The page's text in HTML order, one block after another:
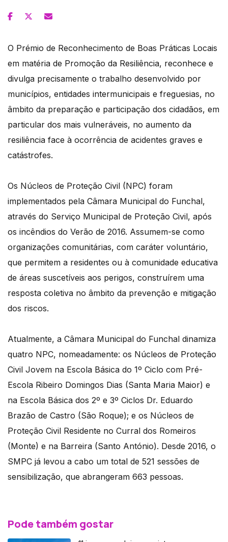
O Prémio de Reconhecimento de Boas Práticas Locais
em matéria de Promoção da Resiliência, reconhece e
divulga precisamente o trabalho desenvolvido por
municípios, entidades intermunicipais e freguesias, no
âmbito da preparação e participação dos cidadãos, em
particular dos mais vulneráveis, no aumento da
resiliência face à ocorrência de acidentes graves e
catástrofes.
Os Núcleos de Proteção Civil (NPC) foram
implementados pela Câmara Municipal do Funchal,
através do Serviço Municipal de Proteção Civil, após
os incêndios do Verão de 2016. Assumem-se como
organizações comunitárias, com caráter voluntário,
que permitem a residentes ou à comunidade educativa
de áreas suscetíveis aos perigos, construírem uma
resposta coletiva no âmbito da prevenção e mitigação
dos riscos.
Atualmente, a Câmara Municipal do Funchal dinamiza
quatro NPC, nomeadamente: os Núcleos de Proteção
Civil Jovem na Escola Básica do 1º Ciclo com Pré-
Escola Ribeiro Domingos Dias (Santa Maria Maior) e
na Escola Básica dos 2º e 3º Ciclos Dr. Eduardo
Brazão de Castro (São Roque); e os Núcleos de
Proteção Civil Residente no Curral dos Romeiros
(Monte) e na Barreira (Santo António). Desde 2016, o
SMPC já levou a cabo um total de 521 sessões de
sensibilização, que abrangeram 663 pessoas.
Pode também gostar